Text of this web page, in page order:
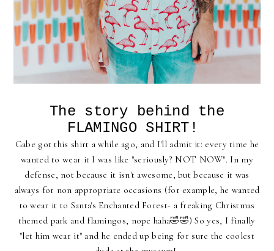
The story behind the
FLAMINGO SHIRT!
Gabe got this shirt a while ago, and I'll admit it: every time he
wanted to wear it I was like "seriously? NOT NOW". In my
defense, not because it isn't awesome, but because it was
always for non appropriate occasions (for example, he wanted
to wear it to Santa's Enchanted Forest- a freaking Christmas
themed park and flamingos, nope haha🤣🤣) So yes, I finally
"let him wear it" and he ended up being for sure the coolest